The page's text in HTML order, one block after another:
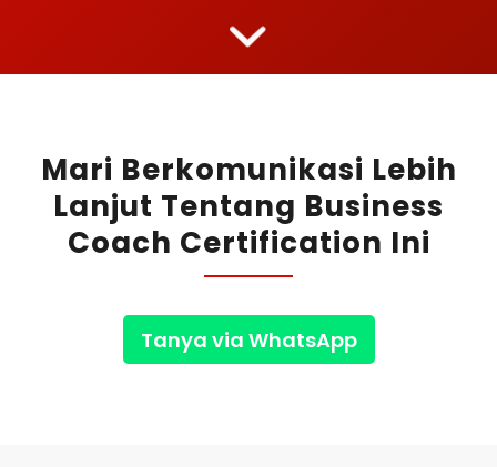
Mari Berkomunikasi Lebih
Lanjut Tentang Business
Coach Certification Ini
Tanya via WhatsApp